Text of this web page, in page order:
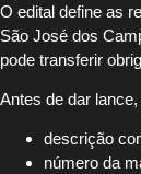
O edital define as
São José dos
pode transferir
Antes de dar
descrição
número da